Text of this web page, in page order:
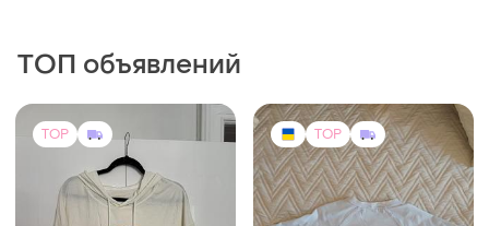
ТОП объявлений
TOP TOP